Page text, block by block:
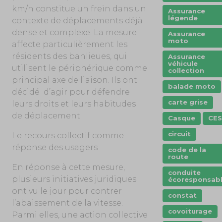
km/h constitue un frein dans un
contexte de déplacements déjà
dense et complexe. La mesure
affecte particulièrement les
résidents des banlieues, qui
utilisent le périphérique comme
principal axe de liaison. Ils ont
décidé d’agir pour défendre
leurs droits et leurs habitudes
de déplacement.
Le recours collectif comme
réponse des usagers
En réponse à cette mesure,
plusieurs initiatives juridiques
ont vu le jour pour contrer
l’abaissement de la vitesse.
Parmi elles, une action collective
Assurance
légende
Assurance
moto
Assurance
véhicule
collection
balade moto
carte grise
Casque
CES
circuit
code de la
route
conduite
constat
covoiturage